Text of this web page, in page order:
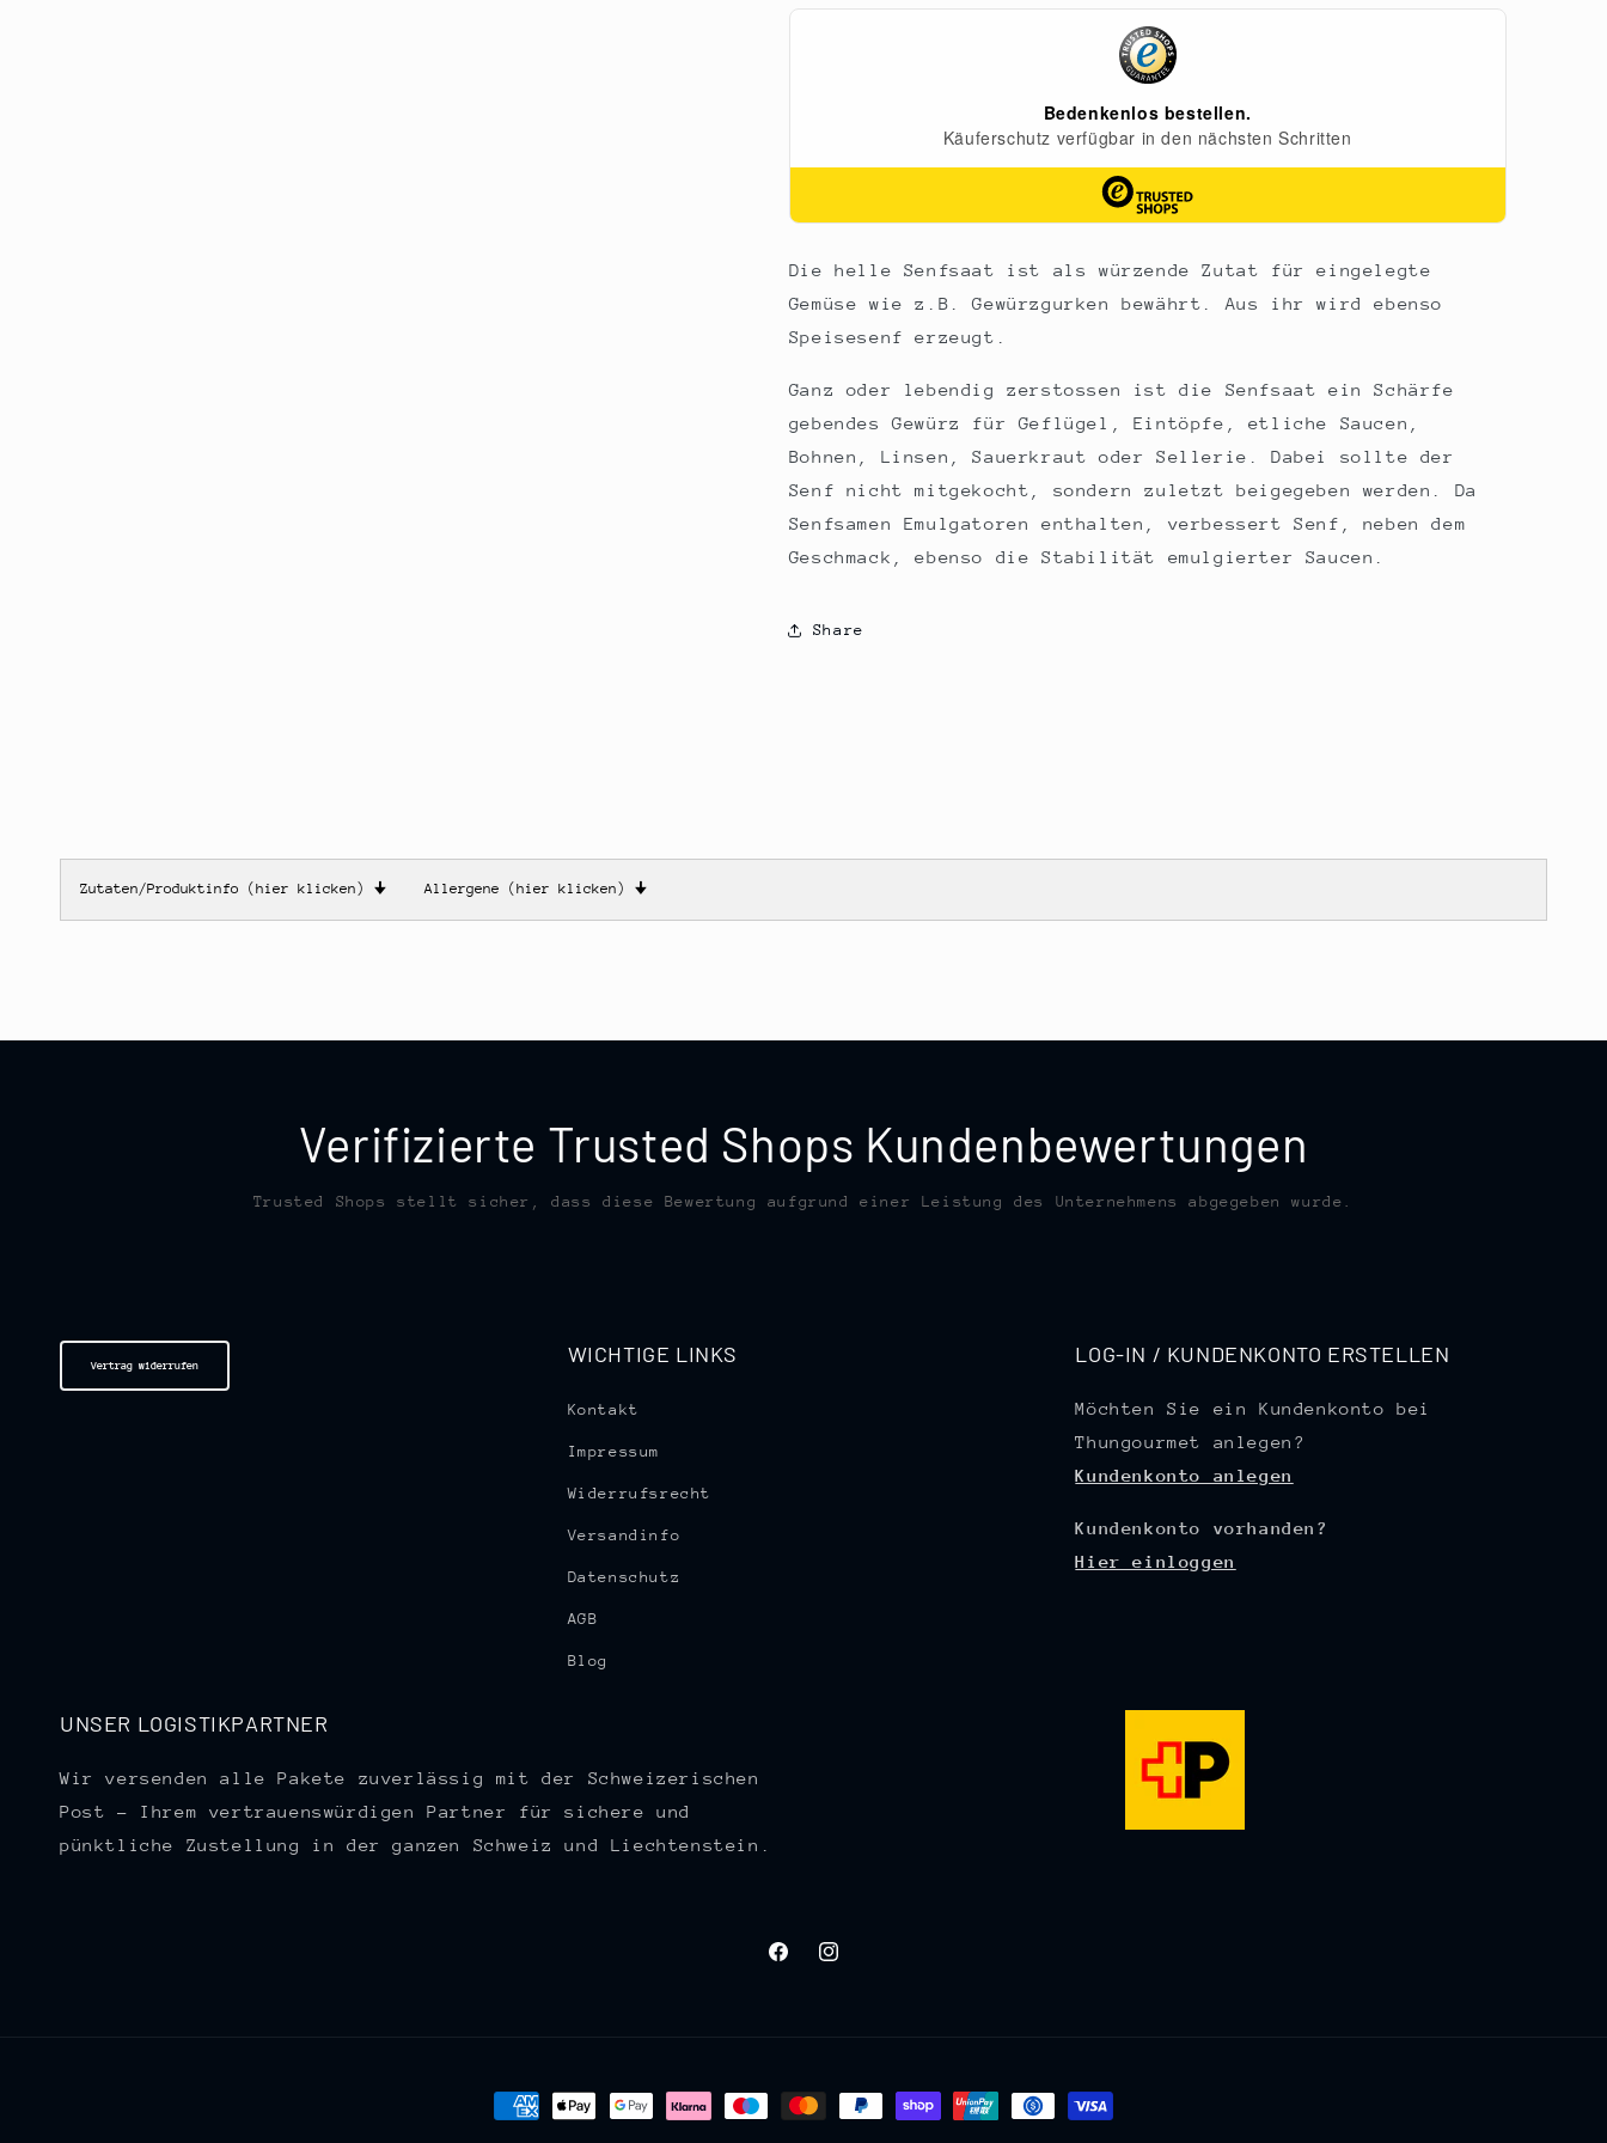
Die helle Senfsaat ist als würzende Zutat für eingelegte
Gemüse wie z.B. Gewürzgurken bewährt. Aus ihr wird ebenso
Speisesenf erzeugt.
Ganz oder lebendig zerstossen ist die Senfsaat ein Schärfe
gebendes Gewürz für Geflügel, Eintöpfe, etliche Saucen,
Bohnen, Linsen, Sauerkraut oder Sellerie. Dabei sollte der
Senf nicht mitgekocht, sondern zuletzt beigegeben werden. Da
Senfsamen Emulgatoren enthalten, verbessert Senf, neben dem
Geschmack, ebenso die Stabilität emulgierter Saucen.
Share
Zutaten/Produktinfo (hier klicken) 🠋 Allergene (hier klicken) 🠋
Verifizierte Trusted Shops Kundenbewertungen
Trusted Shops stellt sicher, dass diese Bewertung aufgrund einer Leistung des Unternehmens abgegeben wurde.
Vertrag widerrufen WICHTIGE LINKS
Kontakt
Impressum
Widerrufsrecht
Versandinfo
Datenschutz
AGB
Blog
LOG-IN / KUNDENKONTO ERSTELLEN
Möchten Sie ein Kundenkonto bei
Thungourmet anlegen?
Kundenkonto anlegen
Kundenkonto vorhanden?
Hier einloggen
UNSER LOGISTIKPARTNER
Wir versenden alle Pakete zuverlässig mit der Schweizerischen
Post – Ihrem vertrauenswürdigen Partner für sichere und
pünktliche Zustellung in der ganzen Schweiz und Liechtenstein.
FacebookInstagram
Zahlungsmethoden